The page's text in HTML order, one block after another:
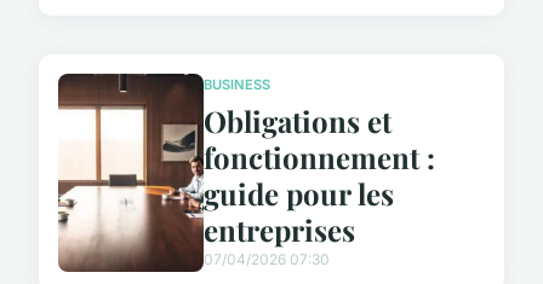
BUSINESS
Obligations et
fonctionnement :
guide pour les
entreprises
07/04/2026 07:30